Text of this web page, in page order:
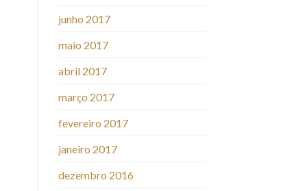
junho 2017
maio 2017
abril 2017
março 2017
fevereiro 2017
janeiro 2017
dezembro 2016